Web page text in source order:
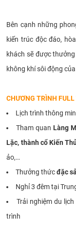
Bên cạnh những
kiến trúc độc đáo,
khách sẽ được
không khí sôi động của
CHƯƠNG TRÌNH
Lịch trình thông
Tham quan Làng
Lặc, thành cổ Kiến
ảo,…
Thưởng thứcđặc
Nghỉ 3 đêm tại
Trải nghiệm du
trình